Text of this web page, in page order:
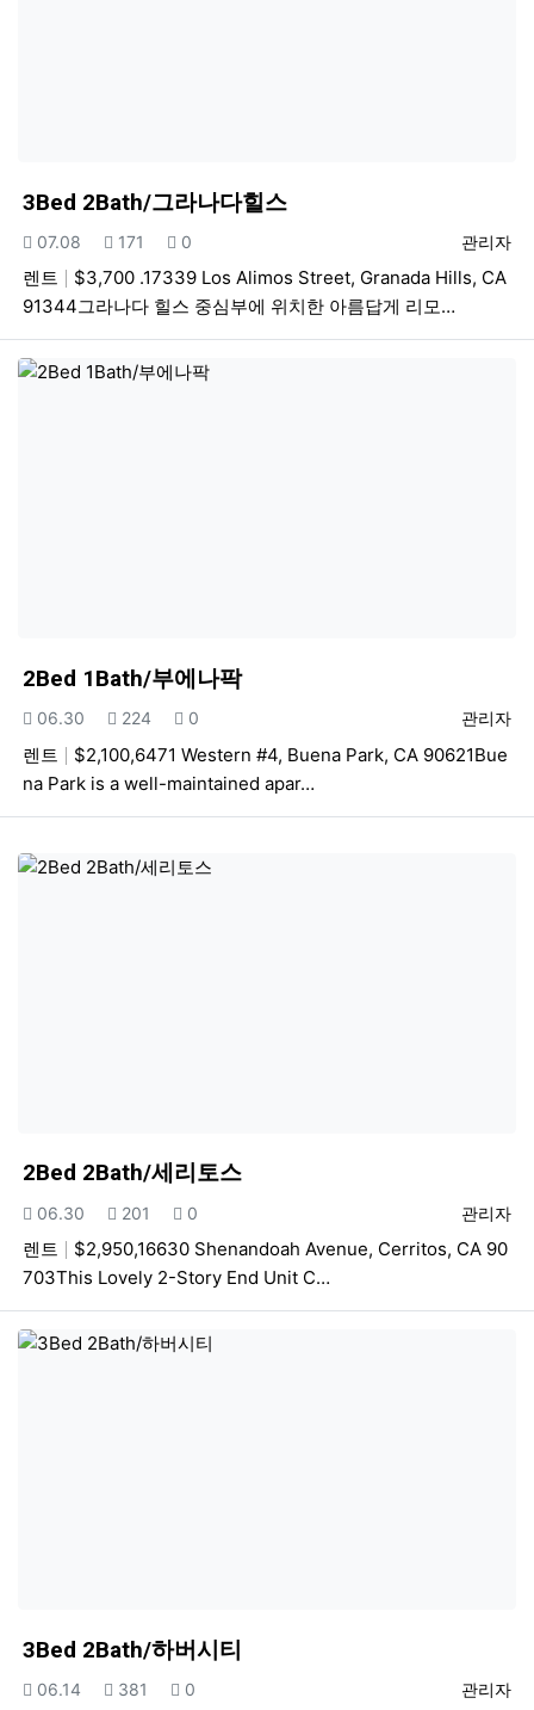
3Bed 2Bath/그라나다힐스
등록자
관리자
등록일
07.08 조회
171 추천
0
렌트
$3,700 .17339 Los Alimos Street, Granada Hills, CA
91344그라나다 힐스 중심부에 위치한 아름답게 리모…
2Bed 1Bath/부에나팍
등록자
관리자
등록일
06.30 조회
224 추천
0
렌트
$2,100,6471 Western #4, Buena Park, CA 90621Bue
na Park is a well-maintained apar…
2Bed 2Bath/세리토스
등록자
관리자
등록일
06.30 조회
201 추천
0
렌트
$2,950,16630 Shenandoah Avenue, Cerritos, CA 90
703This Lovely 2-Story End Unit C…
3Bed 2Bath/하버시티
등록자
관리자
등록일
06.14 조회
381 추천
0